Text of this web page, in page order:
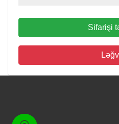
Sifarişi